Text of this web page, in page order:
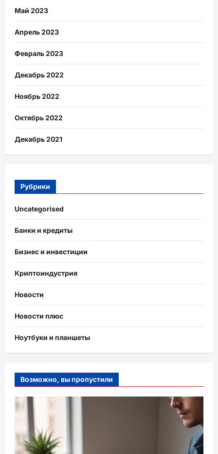
Май 2023
Апрель 2023
Февраль 2023
Декабрь 2022
Ноябрь 2022
Октябрь 2022
Декабрь 2021
Рубрики
Uncategorised
Банки и кредиты
Бизнес и инвестиции
Криптоиндустрия
Новости
Новости плюс
Ноутбуки и планшеты
Возможно, вы пропустили